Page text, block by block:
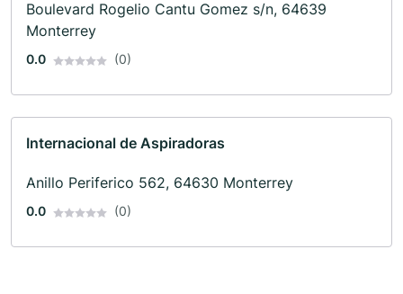
Boulevard Rogelio Cantu Gomez s/n, 64639
Monterrey
0.0 (0)
Internacional de Aspiradoras
Anillo Periferico 562, 64630 Monterrey
0.0 (0)